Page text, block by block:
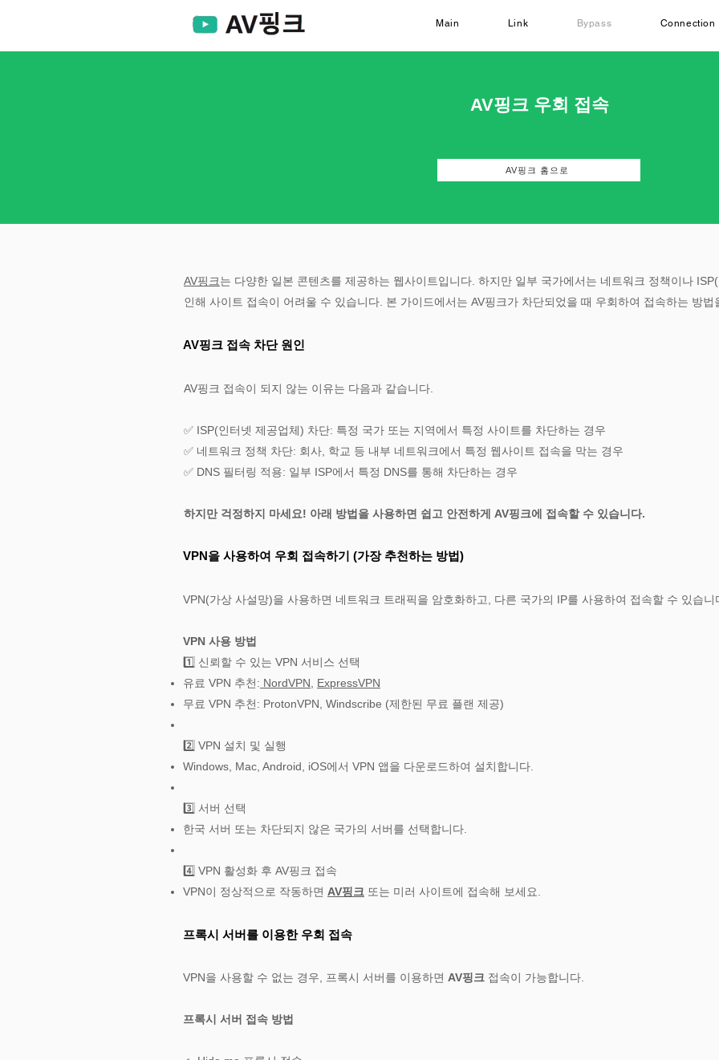
Main Link Bypass Connection
AV핑크 우회 접속
AV핑크 홈으로
AV핑크는 다양한 일본 콘텐츠를 제공하는 웹사이트입니다. 하지만 일부 국가에서는 네트워크 정책이나
인해 사이트 접속이 어려울 수 있습니다. 본 가이드에서는 AV핑크가 차단되었을 때 우회하여 접속하는 방
AV핑크 접속 차단 원인
AV핑크 접속이 되지 않는 이유는 다음과 같습니다.
✅ ISP(인터넷 제공업체) 차단: 특정 국가 또는 지역에서 특정 사이트를 차단하는 경우
✅ 네트워크 정책 차단: 회사, 학교 등 내부 네트워크에서 특정 웹사이트 접속을 막는 경우
✅ DNS 필터링 적용: 일부 ISP에서 특정 DNS를 통해 차단하는 경우
하지만 걱정하지 마세요! 아래 방법을 사용하면 쉽고 안전하게 AV핑크에 접속할 수 있습니다.
VPN을 사용하여 우회 접속하기 (가장 추천하는 방법)
VPN(가상 사설망)을 사용하면 네트워크 트래픽을 암호화하고, 다른 국가의 IP를 사용하여 접속할 수 있습니
VPN 사용 방법
1️⃣ 신뢰할 수 있는 VPN 서비스 선택
유료 VPN 추천: NordVPN
ExpressVPN
무료 VPN 추천: ProtonVPN, Windscribe (제한된 무료 플랜 제공)
2️⃣ VPN 설치 및 실행
Windows, Mac, Android, iOS에서 VPN 앱을 다운로드하여 설치합니다.
3️⃣ 서버 선택
한국 서버 또는 차단되지 않은 국가의 서버를 선택합니다.
4️⃣ VPN 활성화 후 AV핑크 접속
VPN이 정상적으로 작동하면 AV핑크 또는 미러 사이트에 접속해 보세요.
프록시 서버를 이용한 우회 접속
VPN을 사용할 수 없는 경우, 프록시 서버를 이용하면 AV핑크 접속이 가능합니다.
프록시 서버 접속 방법